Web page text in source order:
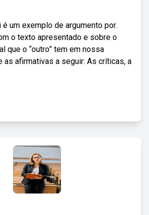
um exemplo de argumento por.
o texto apresentado e sobre o
que o “outro” tem em nossa
as afirmativas a seguir: As críticas, a